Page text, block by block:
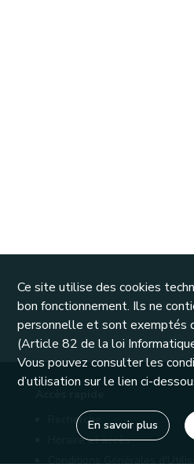
Recherche
Horaire et accès
Conditions Générales
Ce site utilise des cookies
bon fonctionnement. Ils ne
personnelle et sont exemptés
(Article 82 de la loi
Vous pouvez consulter les
d’utilisation sur le lien ci-
En savoir plus